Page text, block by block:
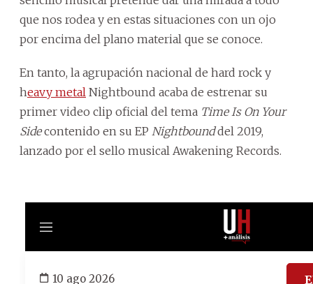
que nos rodea y en estas situaciones con un ojo
por encima del plano material que se conoce.
En tanto, la agrupación nacional de hard rock y
heavy metal Nightbound acaba de estrenar su
primer video clip oficial del tema Time Is On Your
Sidecontenido en su EP Nightbounddel 2019,
lanzado por el sello musical Awakening Records.